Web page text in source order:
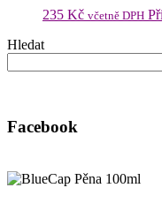
235 Kč včetně DPH
Hledat
Facebook